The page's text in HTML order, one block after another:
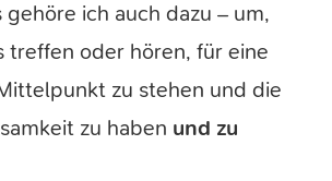
gehöre ich auch dazu – um,
treffen oder hören, für eine
zu stehen und die
zu haben und zu